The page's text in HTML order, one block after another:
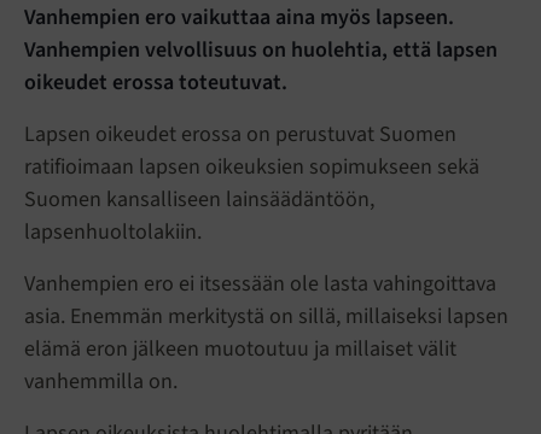
Vanhempien ero vaikuttaa aina myös lapseen.
Vanhempien velvollisuus on huolehtia, että lapsen
oikeudet erossa toteutuvat.
Lapsen oikeudet erossa on perustuvat Suomen
ratifioimaan lapsen oikeuksien sopimukseen sekä
Suomen kansalliseen lainsäädäntöön,
lapsenhuoltolakiin.
Vanhempien ero ei itsessään ole lasta vahingoittava
asia. Enemmän merkitystä on sillä, millaiseksi lapsen
elämä eron jälkeen muotoutuu ja millaiset välit
vanhemmilla on.